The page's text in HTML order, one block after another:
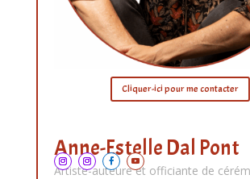
Cliquer-ici pour me contacter
Anne-Estelle Dal Pont
Artiste-auteure et officiante de